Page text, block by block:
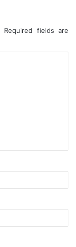
Required fields are